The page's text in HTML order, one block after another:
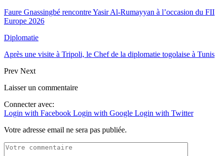
Faure Gnassingbé rencontre Yasir Al-Rumayyan à l’occasion du FII
Europe 2026
Diplomatie
Après une visite à Tripoli, le Chef de la diplomatie togolaise à Tunis
Prev Next
Laisser un commentaire
Connecter avec:
Login with Facebook Login with Google Login with Twitter
Votre adresse email ne sera pas publiée.